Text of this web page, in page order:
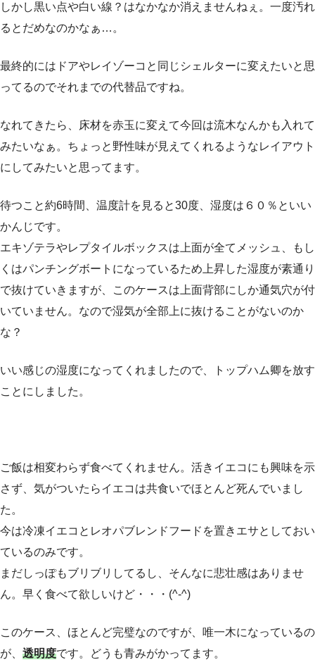
しかし黒い点や白い線？はなかなか消えませんねぇ。一度汚れ
るとだめなのかなぁ…。
最終的にはドアやレイゾーコと同じシェルターに変えたいと思
ってるのでそれまでの代替品ですね。
なれてきたら、床材を赤玉に変えて今回は流木なんかも入れて
みたいなぁ。ちょっと野性味が見えてくれるようなレイアウト
にしてみたいと思ってます。
待つこと約6時間、温度計を見ると30度、湿度は６０％といい
かんじです。
エキゾテラやレプタイルボックスは上面が全てメッシュ、もし
くはパンチングボートになっているため上昇した湿度が素通り
で抜けていきますが、このケースは上面背部にしか通気穴が付
いていません。なので湿気が全部上に抜けることがないのか
な？
いい感じの湿度になってくれましたので、トップハム卿を放す
ことにしました。
ご飯は相変わらず食べてくれません。活きイエコにも興味を示
さず、気がついたらイエコは共食いでほとんど死んでいまし
た。
今は冷凍イエコとレオパブレンドフードを置きエサとしておい
ているのみです。
まだしっぽもブリブリしてるし、そんなに悲壮感はありませ
ん。早く食べて欲しいけど・・・(^-^)
このケース、ほとんど完璧なのですが、唯一木になっているの
が、 透明度です。どうも青みがかってます。